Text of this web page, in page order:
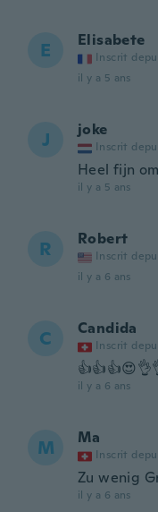
E Elisabete
Inscrit
il y a 5 ans
J joke
Inscrit
Heel fijn
il y a 5 ans
R Robert
Inscrit
il y a 6 ans
C Candida
Inscrit
il y a 6 ans
M Ma
Inscrit
Zu wenig
il y a 6 ans